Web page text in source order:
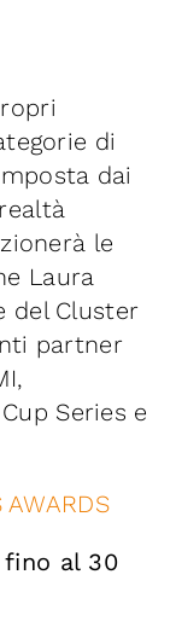
di
dai
le
Laura
del Cluster
partner
Series e
AWARDS
al 30